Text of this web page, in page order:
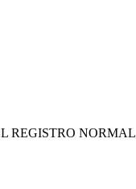
REGISTRO NORMAL